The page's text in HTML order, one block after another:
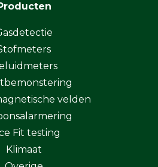
velden
Fit testing
Klimaat